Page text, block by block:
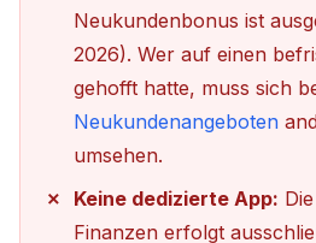
Neukundenbonus ist
2026). Wer auf einen
gehofft hatte, muss sich
Neukundenangeboten
umsehen.
Keine dedizierte App:
Finanzen erfolgt